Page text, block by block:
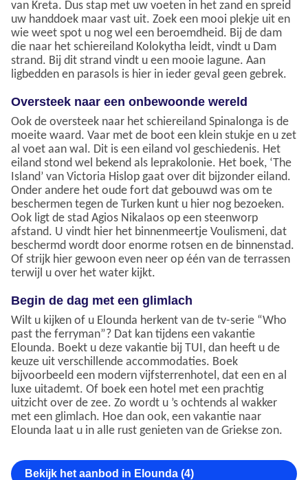
van Kreta. Dus stap met uw voeten in het zand en spreid
uw handdoek maar vast uit. Zoek een mooi plekje uit en
wie weet spot u nog wel een beroemdheid. Bij de dam
die naar het schiereiland Kolokytha leidt, vindt u Dam
strand. Bij dit strand vindt u een mooie lagune. Aan
ligbedden en parasols is hier in ieder geval geen gebrek.
Oversteek naar een onbewoonde wereld
Ook de oversteek naar het schiereiland Spinalonga is de
moeite waard. Vaar met de boot een klein stukje en u zet
al voet aan wal. Dit is een eiland vol geschiedenis. Het
eiland stond wel bekend als leprakolonie. Het boek, ‘The
Island’ van Victoria Hislop gaat over dit bijzonder eiland.
Onder andere het oude fort dat gebouwd was om te
beschermen tegen de Turken kunt u hier nog bezoeken.
Ook ligt de stad Agios Nikalaos op een steenworp
afstand. U vindt hier het binnenmeertje Voulismeni, dat
beschermd wordt door enorme rotsen en de binnenstad.
Of strijk hier gewoon even neer op één van de terrassen
terwijl u over het water kijkt.
Begin de dag met een glimlach
Wilt u kijken of u Elounda herkent van de tv-serie “Who
past the ferryman”? Dat kan tijdens een vakantie
Elounda. Boekt u deze vakantie bij TUI, dan heeft u de
keuze uit verschillende accommodaties. Boek
bijvoorbeeld een modern vijfsterrenhotel, dat een en al
luxe uitademt. Of boek een hotel met een prachtig
uitzicht over de zee. Zo wordt u ’s ochtends al wakker
met een glimlach. Hoe dan ook, een vakantie naar
Elounda laat u in alle rust genieten van de Griekse zon.
Bekijk het aanbod in Elounda (4)